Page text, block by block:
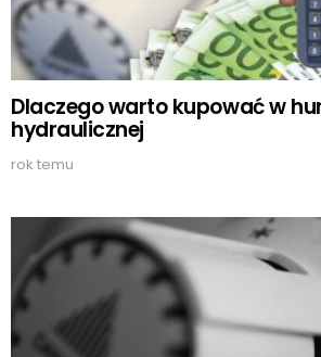
Dlaczego warto kupować w
hydraulicznej
rok temu